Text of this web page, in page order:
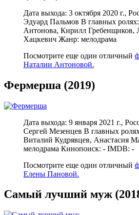
Дата выхода: 3 октября 2020 г.,
Эдуард Пальмов В главных
Антонова, Кирилл Гребенщиков,
Хацкевич Жанр: мелодрама
Посмотрите еще один отличный
Наталии Антоновой.
Фермерша (2019)
Дата выхода: 9 января 2021 г.,
Сергей Мезенцев В главных
Виталий Кудрявцев, Анастасия
мелодрама Кинопоиск: - IMDB: -
Посмотрите еще один отличный
Елены Пановой.
Самый лучший муж